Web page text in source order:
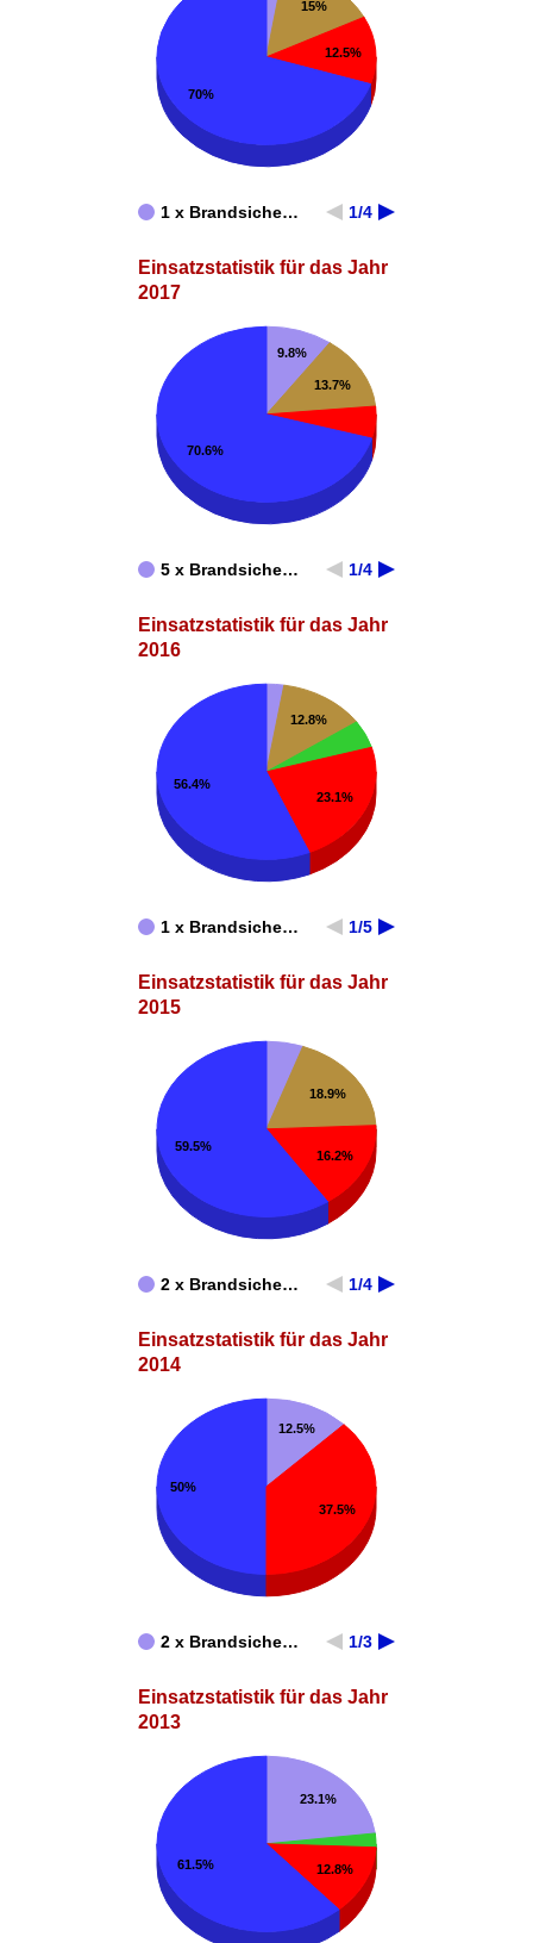
1 x Brandsiche… 1/4
15%
12.5%
70%
Einsatzstatistik für das Jahr
2017
5 x Brandsiche… 1/4
9.8%
13.7%
70.6%
Einsatzstatistik für das Jahr
2016
1 x Brandsiche… 1/5
12.8%
23.1%
56.4%
Einsatzstatistik für das Jahr
2015
2 x Brandsiche… 1/4
18.9%
16.2%
59.5%
Einsatzstatistik für das Jahr
2014
2 x Brandsiche… 1/3
12.5%
50%
37.5%
Einsatzstatistik für das Jahr
2013
23.1%
12.8%
61.5%